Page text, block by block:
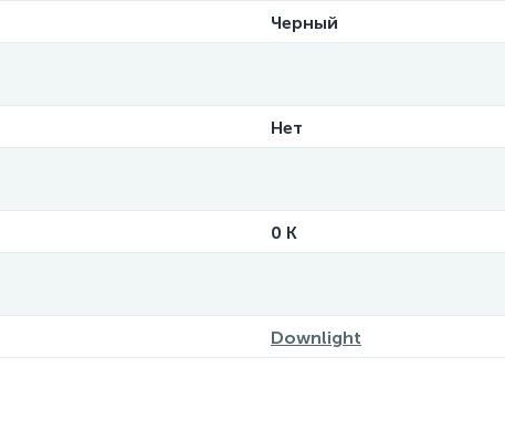
Черный
Нет
0 K
Downlight